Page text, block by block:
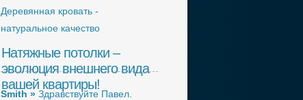
Деревянная кровать -
натуральное качество
Натяжные потолки –
эволюция внешнего вида
вашей квартиры!
Smith » Здравствуйте Павел.